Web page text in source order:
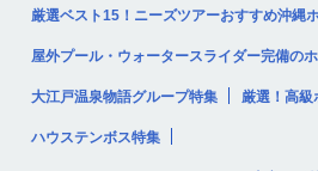
厳選ベスト15！ニーズツアーおすすめ沖縄
屋外プール・ウォータースライダー完備の
大江戸温泉物語グループ特集 厳選！高級
ハウステンボス特集